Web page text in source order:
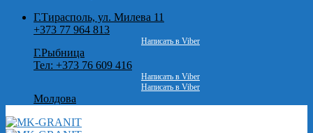
Г.Тирасполь, ул. Милева 11
+373 77 964 813
Написать в Viber
Г.Рыбница
Тел: +373 76 609 416
Написать в Viber
Написать в Viber
Молдова